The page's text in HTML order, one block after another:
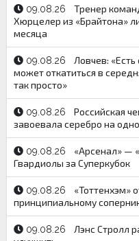
09.08.26
Тренер
Хюрцелер из «Брайтона»
месяца
09.08.26
Ловчев:
может откатиться в
так просто»
09.08.26
Российская
завоевала серебро на
09.08.26
«Арсенал» —
Гвардиолы за Суперкубок
09.08.26
«Тоттенхэм»
принципиальному
09.08.26
Лэнс Стролл